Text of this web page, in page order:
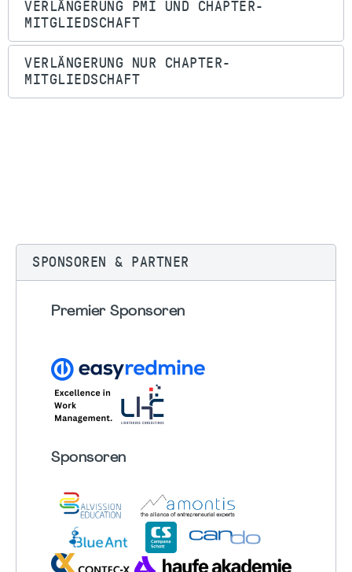
VERLÄNGERUNG PMI UND CHAPTER-
MITGLIEDSCHAFT
VERLÄNGERUNG NUR CHAPTER-
MITGLIEDSCHAFT
SPONSOREN & PARTNER
Premier Sponsoren
Sponsoren